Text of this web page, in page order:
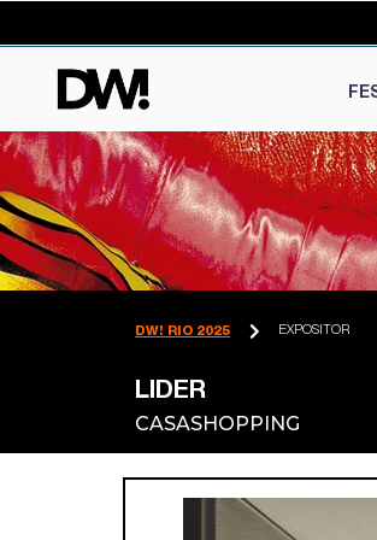
DW! RIO 2025 EXPOSITOR
LIDER
CASASHOPPING